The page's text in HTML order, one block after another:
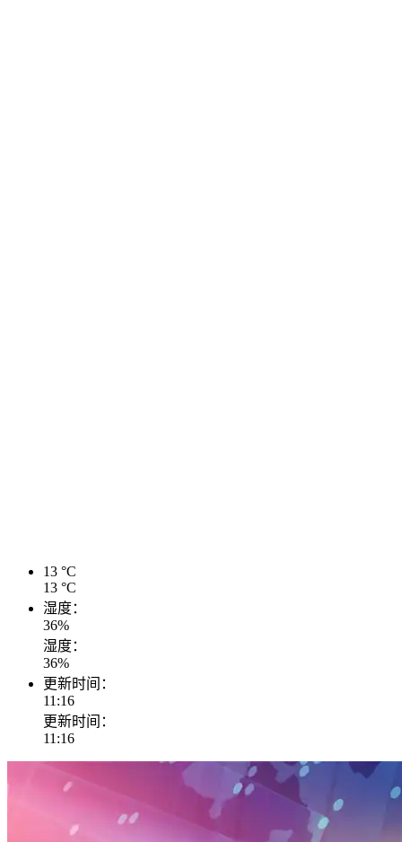
13 °C
13 °C
湿度：
36%
湿度：
36%
更新时间：
11:16
更新时间：
11:16